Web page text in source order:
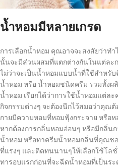
น้ำหอมมีหลายเกรด
การเลือกน้ำหอม คุณอาจจะสงสัยว่าท
นั้นจะมีส่วนผสมที่แตกต่างกันในแต่ละ
ไม่ว่าจะเป็นน้ำหอมแบบน้ำที่ใช้สำหรั
น้ำหอม หรือ น้ำหอมชนิดครีม รวมทั้ง
น้ำหอม เรียกได้ว่าการใช้น้ำหอมแต่ละ
กิจกรรมต่างๆ จะต้องนึกไว้สมอว่าคุณ
กายมีความหอมที่หอมฟุ้งกระจาย หรือ
หากต้องการกลิ่นหอมอ่อนๆ หรือมีกลิ่น
น้ำหอม หรือทาครีมน้ำหอมกลิ่นที่คุณช
ที่แรงๆ และติดทนนานๆให้เลือกใช้โล
ทารอบแรกก่อนที่จะฉีดน้ำหอมที่เป็นระ